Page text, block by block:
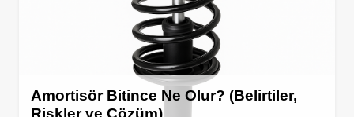
Amortisör Bitince Ne Olur? (Belirtiler,
Riskler ve Çözüm)